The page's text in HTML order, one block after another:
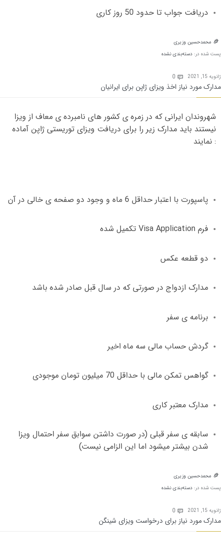
دریافت جواب تا حدود 50 روز کاری
 محمدحسین وزیری
پست شده در: دسته‌بندی نشده
ژانویه 15, 2021 
0
مدارک مورد نیاز اخذ ویزای ژاپن برای ایرانیان
شهروندان ایرانی که در زمره ی کشور های نامبرده ی معاف از ویزا
نیستند باید مدارک زیر را برای دریافت ویزای توریستی ژاپن آماده
:
پاسپورت با اعتبار حداقل 6 ماه و وجود دو صفحه ی خالی در آن
فرم Visa Application تکمیل شده
دو قطعه عکس
مدارک ازدواج در صورتی که در سال قبل صادر شده باشد
برنامه ی سفر
گردش حساب مالی سه ماه اخیر
گواهس تمکن مالی با حداقل 70 میلیون تومان موجودی
مدارک معتبر کاری
سابقه ی سفر قبلی (در صورت داشتن سوابق سفر احتمال ویزا
شدن بیشتر میشود اما این الزامی نیست)
 محمدحسین وزیری
پست شده در: دسته‌بندی نشده
ژانویه 15, 2021 
0
مدارک مورد نیاز برای درخواست ویزای شینگن